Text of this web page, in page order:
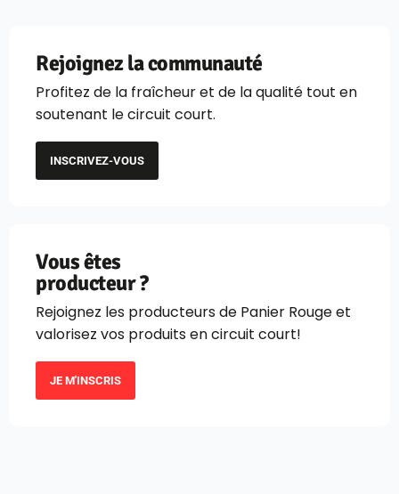
Rejoignez la communauté
Profitez de la fraîcheur et de la qualité tout en
soutenant le circuit court.
INSCRIVEZ-VOUS
Vous êtes
producteur ?
Rejoignez les producteurs de Panier Rouge et
valorisez vos produits en circuit court!
JE M'INSCRIS